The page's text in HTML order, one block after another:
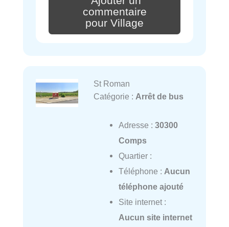
commentaire
pour Village
St Roman
Catégorie : Arrêt de bus
Adresse : 30300
Comps
Quartier :
Téléphone : Aucun
téléphone ajouté
Site internet :
Aucun site internet